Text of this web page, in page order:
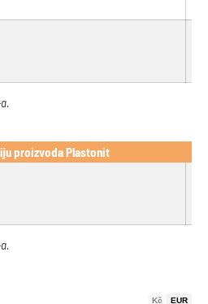
proizvoda Plastonit
Kč EUR